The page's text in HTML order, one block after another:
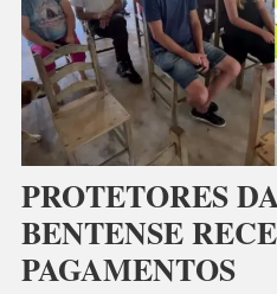
PROTETORES
BENTENSE
PAGAMENTOS